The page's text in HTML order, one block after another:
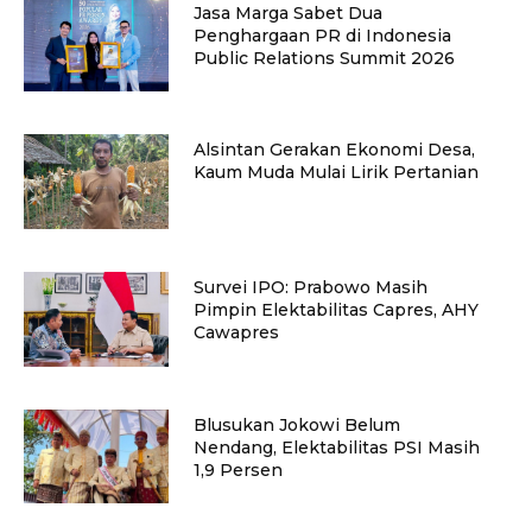
Jasa Marga Sabet Dua
Penghargaan PR di Indonesia
Public Relations Summit 2026
Alsintan Gerakan Ekonomi Desa,
Kaum Muda Mulai Lirik Pertanian
Survei IPO: Prabowo Masih
Pimpin Elektabilitas Capres, AHY
Cawapres
Blusukan Jokowi Belum
Nendang, Elektabilitas PSI Masih
1,9 Persen